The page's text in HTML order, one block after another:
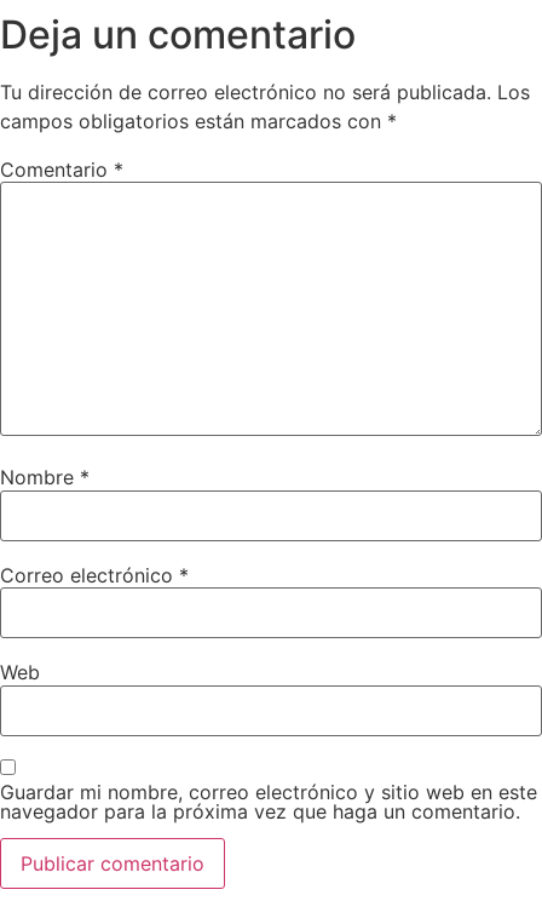
Deja un comentario
Tu dirección de correo electrónico no será publicada. Los
campos obligatorios están marcados con *
Comentario *
Nombre *
Correo electrónico *
Web
Guardar mi nombre, correo electrónico y sitio web en este
navegador para la próxima vez que haga un comentario.